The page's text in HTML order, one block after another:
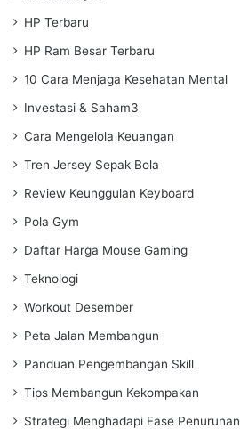
HP Terbaru
HP Ram Besar Terbaru
10 Cara Menjaga Kesehatan Mental
Investasi & Saham3
Cara Mengelola Keuangan
Tren Jersey Sepak Bola
Review Keunggulan Keyboard
Pola Gym
Daftar Harga Mouse Gaming
Teknologi
Workout Desember
Peta Jalan Membangun
Panduan Pengembangan Skill
Tips Membangun Kekompakan
Strategi Menghadapi Fase Penurunan